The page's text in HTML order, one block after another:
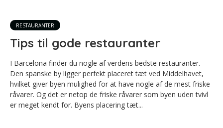
RESTAURANTER
Tips til gode restauranter
I Barcelona finder du nogle af verdens bedste restauranter.
Den spanske by ligger perfekt placeret tæt ved Middelhavet,
hvilket giver byen mulighed for at have nogle af de mest friske
råvarer. Og det er netop de friske råvarer som byen uden tvivl
er meget kendt for. Byens placering tæt...